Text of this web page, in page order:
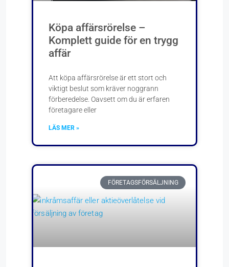
Köpa affärsrörelse –
Komplett guide för en trygg
affär
Att köpa affärsrörelse är ett stort och
viktigt beslut som kräver noggrann
förberedelse. Oavsett om du är erfaren
företagare eller
LÄS MER »
FÖRETAGSFÖRSÄLJNING